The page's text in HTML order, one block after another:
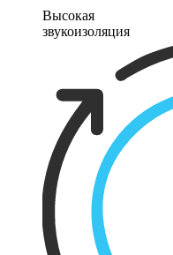
Высокая
звукоизоляция